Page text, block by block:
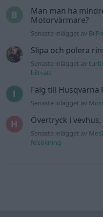
Man man ha
Motorvärmare?
Senaste inlägget av
Slipa och polera
Senaste inlägget av
biltvätt
Fälg till Husqvarna
Senaste inlägget av
Övertryck i
Senaste inlägget av
felsökning